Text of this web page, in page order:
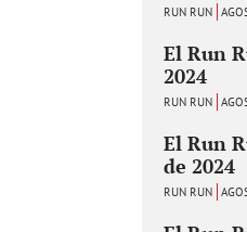
RUN RUN
El Run
2024
RUN RUN
El Run
de 2024
RUN RUN